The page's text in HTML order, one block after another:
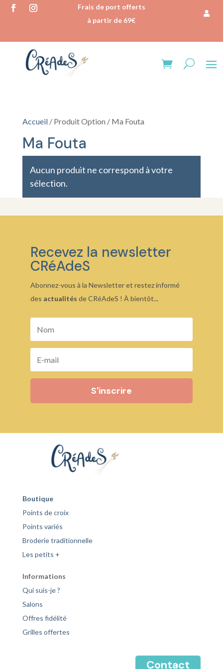
Frais de port offerts
à partir de 69€
Accueil/ Produit Option / Ma Fouta
Ma Fouta
Aucun produit ne correspond à votre
sélection.
Recevez la newsletter
CRéAdeS
Abonnez-vous à la Newsletter et restez informé
des actualités de CRéAdeS ! À bientôt...
S'inscrire
Boutique
Points de croix
Points variés
Broderie traditionnelle
Les petits +
Informations
Qui suis-je ?
Salons
Offres fidélité
Grilles offertes
Contact